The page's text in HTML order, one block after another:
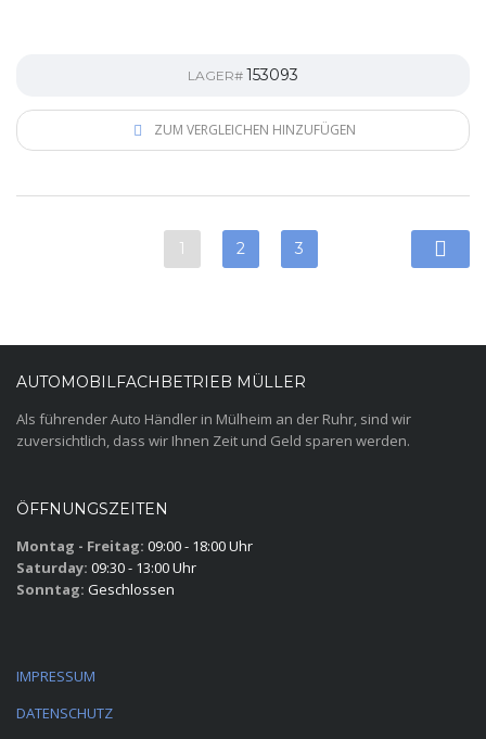
LAGER# 153093
ZUM VERGLEICHEN HINZUFÜGEN
1 2 3
AUTOMOBILFACHBETRIEB MÜLLER
Als führender Auto Händler in Mülheim an der Ruhr, sind wir
zuversichtlich, dass wir Ihnen Zeit und Geld sparen werden.
ÖFFNUNGSZEITEN
Montag - Freitag: 09:00 - 18:00 Uhr
Saturday: 09:30 - 13:00 Uhr
Sonntag: Geschlossen
IMPRESSUM
DATENSCHUTZ